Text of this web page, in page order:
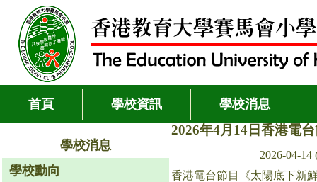
首頁 學校資訊 學校消息
學校消息
學校動向
2026年4月14日香港電
2026-04-14
香港電台節目《太陽底下新